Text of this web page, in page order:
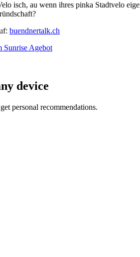
isch, au wenn ihres pinka Stadtvelo
buendnertalk.ch
Sunrise Agebot
device
personal recommendations.